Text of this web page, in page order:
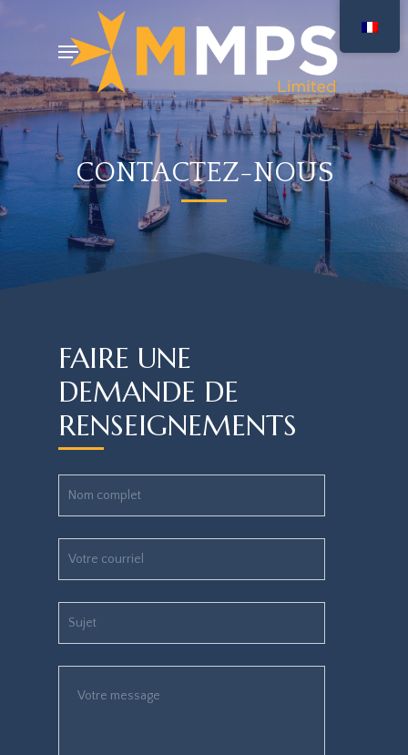
main
content
Menu
CONTACTEZ-NOUS
FAIRE UNE
DEMANDE DE
RENSEIGNEMENTS